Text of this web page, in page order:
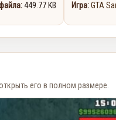
449.77 KB Игра:GTA
его в полном размере.